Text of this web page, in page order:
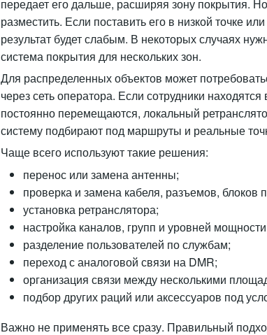
передает его дальше, расширяя зону покрытия.
разместить. Если поставить его в низкой точке
результат будет слабым. В некоторых случаях
система покрытия для нескольких зон.
Для распределенных объектов может
через сеть оператора. Если сотрудники
постоянно перемещаются, локальный
систему подбирают под маршруты и реальные
Чаще всего используют такие решения:
перенос или замена антенны;
проверка и замена кабеля, разъемов, блоков
установка ретранслятора;
настройка каналов, групп и уровней
разделение пользователей по службам;
переход с аналоговой связи на DMR;
организация связи между несколькими
подбор других раций или аксессуаров под
Важно не применять все сразу. Правильный